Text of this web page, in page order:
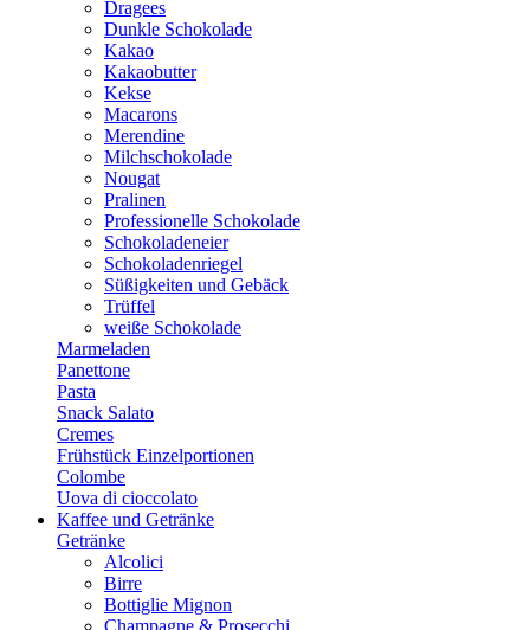
Dragees
Dunkle Schokolade
Kakao
Kakaobutter
Kekse
Macarons
Merendine
Milchschokolade
Nougat
Pralinen
Professionelle Schokolade
Schokoladeneier
Schokoladenriegel
Süßigkeiten und Gebäck
Trüffel
weiße Schokolade
Marmeladen
Panettone
Pasta
Snack Salato
Cremes
Frühstück Einzelportionen
Colombe
Uova di cioccolato
Kaffee und Getränke
Getränke
Alcolici
Birre
Bottiglie Mignon
Champagne & Prosecchi